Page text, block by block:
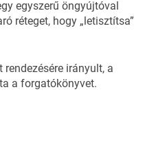
egyszerű öngyújtóval
réteget, hogy „letisztítsa”
irányult, a
a forgatókönyvet.